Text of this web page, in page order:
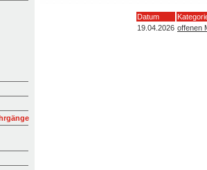
Datum
19.04.2026 offenen